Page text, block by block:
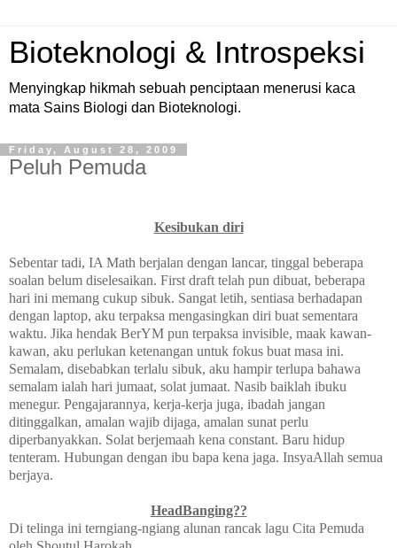
Bioteknologi & Introspeksi
Menyingkap hikmah sebuah penciptaan menerusi kaca
mata Sains Biologi dan Bioteknologi.
Friday, August 28, 2009
Peluh Pemuda
Kesibukan diri
Sebentar tadi, IA Math berjalan dengan lancar, tinggal beberapa
soalan belum diselesaikan. First draft telah pun dibuat, beberapa
hari ini memang cukup sibuk. Sangat letih, sentiasa berhadapan
dengan laptop, aku terpaksa mengasingkan diri buat sementara
waktu. Jika hendak BerYM pun terpaksa invisible, maak kawan-
kawan, aku perlukan ketenangan untuk fokus buat masa ini.
Semalam, disebabkan terlalu sibuk, aku hampir terlupa bahawa
semalam ialah hari jumaat, solat jumaat. Nasib baiklah ibuku
menegur. Pengajarannya, kerja-kerja juga, ibadah jangan
ditinggalkan, amalan wajib dijaga, amalan sunat perlu
diperbanyakkan. Solat berjemaah kena constant. Baru hidup
tenteram. Hubungan dengan ibu bapa kena jaga. InsyaAllah semua
berjaya.
HeadBanging??
Di telinga ini terngiang-ngiang alunan rancak lagu Cita Pemuda